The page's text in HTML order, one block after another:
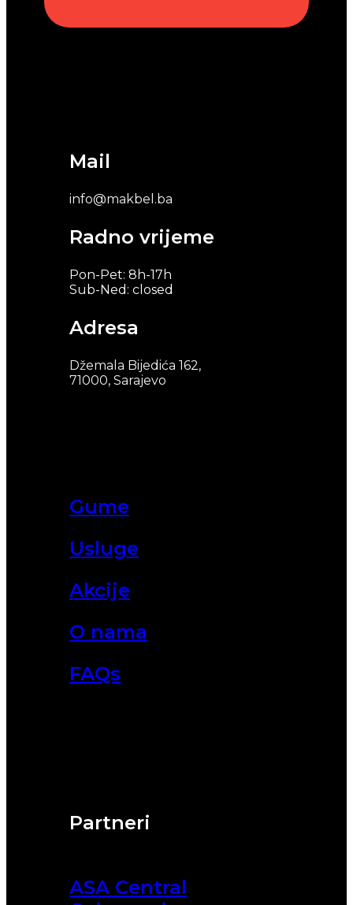
Partneri
ASA Central
Gume
Usluge
Akcije
O nama
FAQs
Mail
info@makbel.ba
Radno vrijeme
Pon-Pet: 8h-17h
Sub-Ned: closed
Adresa
Džemala Bijedića 162,
71000, Sarajevo